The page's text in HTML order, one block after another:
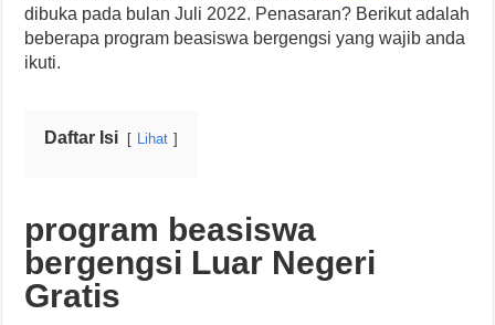
dibuka pada bulan Juli 2022. Penasaran? Berikut adalah
beberapa program beasiswa bergengsi yang wajib anda
ikuti.
Daftar Isi Lihat
program beasiswa
bergengsi Luar Negeri
Gratis